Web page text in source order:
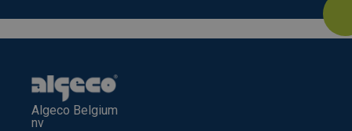
Algeco Belgium
nv